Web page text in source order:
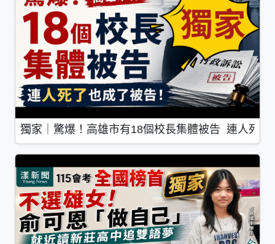
獨家｜驚爆！高雄市有18個校長集體被告 連人死了